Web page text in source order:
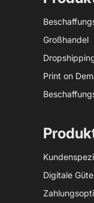
Großhandel
Print on
Digitale